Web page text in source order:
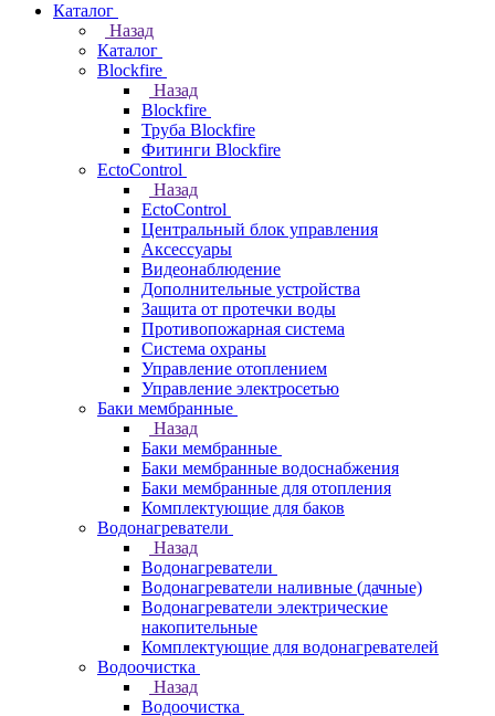
Каталог
Назад
Каталог
Blockfire
Назад
Blockfire
Труба Blockfire
Фитинги Blockfire
EctoControl
Назад
EctoControl
Центральный блок управления
Аксессуары
Видеонаблюдение
Дополнительные устройства
Защита от протечки воды
Противопожарная система
Система охраны
Управление отоплением
Управление электросетью
Баки мембранные
Назад
Баки мембранные
Баки мембранные водоснабжения
Баки мембранные для отопления
Комплектующие для баков
Водонагреватели
Назад
Водонагреватели
Водонагреватели наливные (дачные)
Водонагреватели электрические
накопительные
Комплектующие для водонагревателей
Водоочистка
Назад
Водоочистка